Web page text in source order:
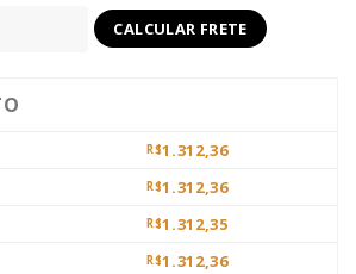
R$1.312,36
R$1.312,36
R$1.312,35
R$1.312,36